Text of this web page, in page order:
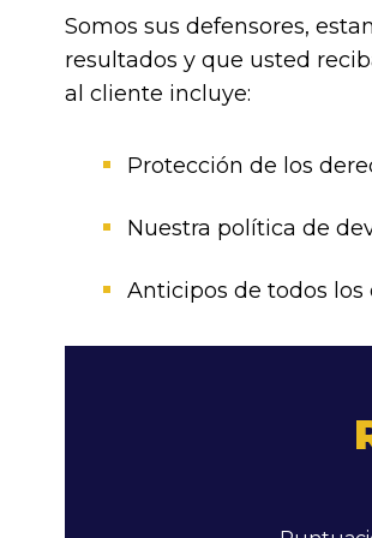
Somos sus defensores,
resultados y que usted
al cliente incluye:
Protección de los
Nuestra política de
Anticipos de todos los